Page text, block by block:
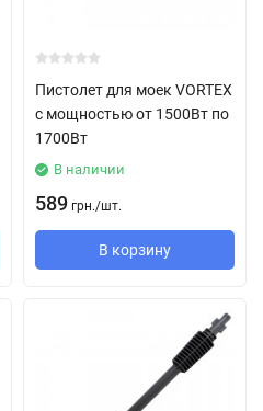
Пистолет для моек VORTEX
с мощностью от 1500Вт по
1700Вт
В наличии
589 грн./шт.
В корзину